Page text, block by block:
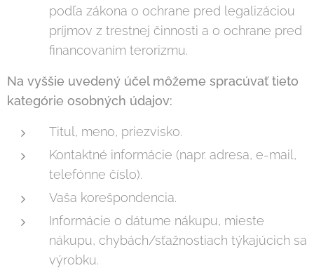
podľa zákona o ochrane pred legalizáciou
príjmov z trestnej činnosti a o ochrane pred
financovaním terorizmu.
Na vyššie uvedený účel môžeme spracúvať tieto
kategórie osobných údajov:
Titul, meno, priezvisko.
Kontaktné informácie (napr. adresa, e-mail,
telefónne číslo).
Vaša korešpondencia.
Informácie o dátume nákupu, mieste
nákupu, chybách/sťažnostiach týkajúcich sa
výrobku.